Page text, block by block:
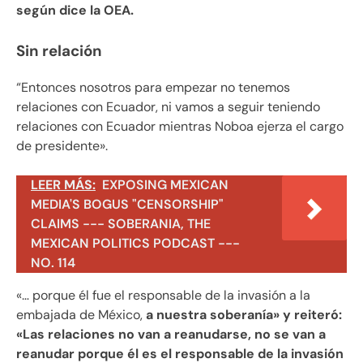
según dice la OEA.
Sin relación
“Entonces nosotros para empezar no tenemos
relaciones con Ecuador, ni vamos a seguir teniendo
relaciones con Ecuador mientras Noboa ejerza el cargo
de presidente».
LEER MÁS: EXPOSING MEXICAN
MEDIA'S BOGUS "CENSORSHIP"
CLAIMS --- SOBERANIA, THE
MEXICAN POLITICS PODCAST ---
NO. 114
«… porque él fue el responsable de la invasión a la
embajada de México,a nuestra soberanía» y reiteró:
«Las relaciones no van a reanudarse, no se van a
reanudar porque él es el responsable de la invasión